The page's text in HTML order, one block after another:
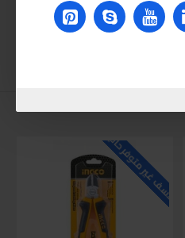
للاسف غير متوفر حاليا